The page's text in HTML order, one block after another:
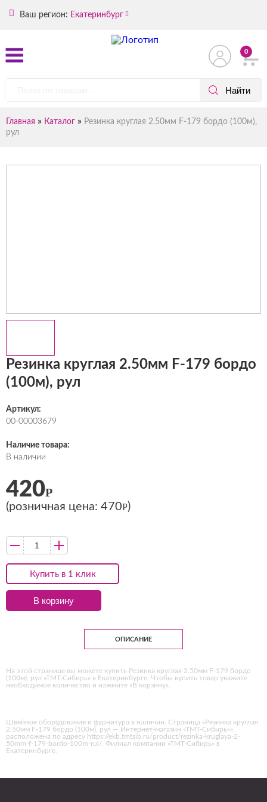
Ваш регион: Екатеринбург
0
Главная » Каталог » Резинка круглая 2.50мм F-179 бордо (100м),
рул
Резинка круглая 2.50мм F-179 бордо
(100м), рул
Артикул:
00-00003679
Наличие товара:
В наличии
Купить в 1 клик
420Р
(розничная цена: 470Р)
В корзину
ОПИСАНИЕ
На этой странице вы можете купить Резинка круглая 2.50мм F-179 бордо
(100м), рул «ТМТ-Сибирь» в Екатеринбурге. Чтобы купить товар укажите
необходимое количество и нажмите «В корзину».
Швейное оборудование и фурнитура в наличии. Страница «Резинка круглая
2.50мм F-179 бордо (100м), рул — Интернет-магазин «ТМТ-Сибирь»»,
расположена по адресу https://ekb.tmtsib.ru/product/rezinka-kruglaya-2-
50mm-f-179-bordo-100m-rul/. Филиал компании «ТМТ-Сибирь» в
Екатеринбурге.